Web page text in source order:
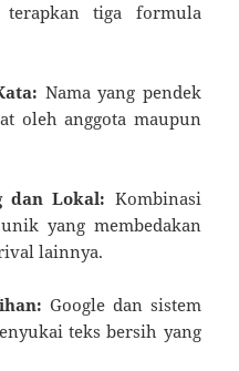
tiga formula
Nama yang pendek
oleh anggota maupun
dan Lokal: Kombinasi
yang membedakan
lainnya.
Google dan sistem
teks bersih yang